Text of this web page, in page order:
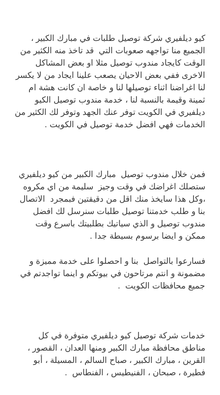
كيو ديلفيري شركة توصيل طلبات في مبارك الكبير ،
الجميع منا تواجهه صعوبات التي قد تاخذ منه الكثير من
الوقت كايجاد مندوب توصيل مثلا او بعض المشاكل
الاخرى ففي بعض الاحيان يصعب علينا ايجاد من لا يكسر
لنا اغراضنا اثناء توصيلها لنا و خاصة ان كانت هشة ام
ثمينة وقيمة بالنسبة لنا ، خدمة مندوب توصيل الكيو
ديلفيري في الكويت توفر عنك الجهد وتوفر لك الكثير من
الخدمات فهي افضل خدمة توصيل في الكويت .
فمن خلال مندوب توصيل مبارك الكبير من كيو ديلفيري
ستصلك اغراضك في وقت وجيز سليمة من اي مكروه
،وكل هذا سايخذ منك اقل من دقيقتين فبمجرد الاتصال
بنا و طلب خدمتنا توصيل طلبات سنرسل لك افضل
مندوب توصيل و الذي سياتيك بطلبيتك باسرع وقت
ممكن و ايضا برسوم بسيطة جدا .
فسارعوا بالتواصل بنا و احصلوا على خدمة مميزة و
مضمونة و انتم مرتاحون في بيوتكم و اينما تواجدتم في
جميع محافظات الكويت .
خدمات شركة توصيل كيو ديلفيري متوفرة في كل
مناطق محافظة مبارك الكبير ومنها العدان ، القصور ،
القرين ، مبارك الكبير ، صباح السالم ، المسيلة ، أبو
فطيرة ، صبحان ، الفنيطيس ، الفنطاس .